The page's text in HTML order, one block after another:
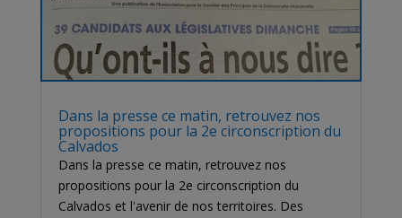
Dans la presse ce matin, retrouvez nos
propositions pour la 2e circonscription du
Calvados
Dans la presse ce matin, retrouvez nos
propositions pour la 2e circonscription du
Calvados et l'avenir de nos territoires. Des